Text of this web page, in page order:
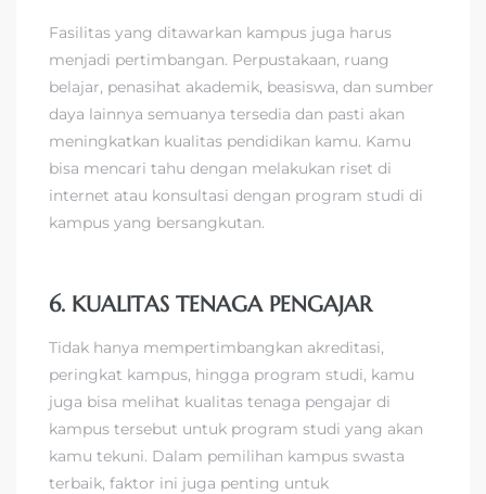
Fasilitas yang ditawarkan kampus juga harus
menjadi pertimbangan. Perpustakaan, ruang
belajar, penasihat akademik, beasiswa, dan sumber
daya lainnya semuanya tersedia dan pasti akan
meningkatkan kualitas pendidikan kamu. Kamu
bisa mencari tahu dengan melakukan riset di
internet atau konsultasi dengan program studi di
kampus yang bersangkutan.
6. KUALITAS TENAGA PENGAJAR
Tidak hanya mempertimbangkan akreditasi,
peringkat kampus, hingga program studi, kamu
juga bisa melihat kualitas tenaga pengajar di
kampus tersebut untuk program studi yang akan
kamu tekuni. Dalam pemilihan kampus swasta
terbaik, faktor ini juga penting untuk